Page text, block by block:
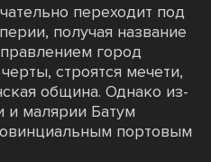
переходит под
получая название
город
строятся мечети,
община. Однако из-
и малярии Батум
портовым